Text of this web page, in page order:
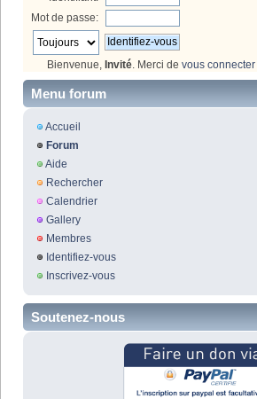
Mot de passe:
Bienvenue, Invité. Merci de vous connecter
Menu forum
Accueil
Forum
Aide
Rechercher
Calendrier
Gallery
Membres
Identifiez-vous
Inscrivez-vous
Soutenez-nous